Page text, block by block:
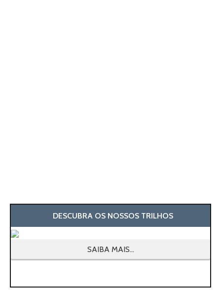
DESCUBRA OS NOSSOS TRILHOS
SAIBA MAIS...